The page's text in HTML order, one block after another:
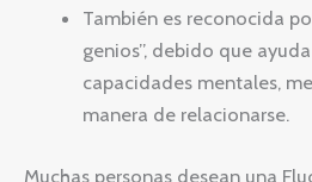
También es reconocida
genios”, debido que
capacidades mentales,
manera de relacionarse.
Muchas personas desean una